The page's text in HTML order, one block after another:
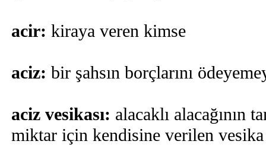
acir: kiraya veren kimse
aciz: bir şahsın borçlarını
aciz vesikası: alacaklı alacağının
miktar için kendisine verilen